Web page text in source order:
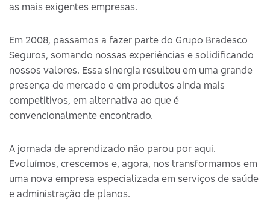
as mais exigentes empresas.
Em 2008, passamos a fazer parte do Grupo Bradesco
Seguros, somando nossas experiências e solidificando
nossos valores. Essa sinergia resultou em uma grande
presença de mercado e em produtos ainda mais
competitivos, em alternativa ao que é
convencionalmente encontrado.
A jornada de aprendizado não parou por aqui.
Evoluímos, crescemos e, agora, nos transformamos em
uma nova empresa especializada em serviços de saúde
e administração de planos.